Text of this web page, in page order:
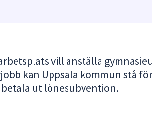
vill anställa
kan Uppsala kommun stå
betala ut lönesubvention.